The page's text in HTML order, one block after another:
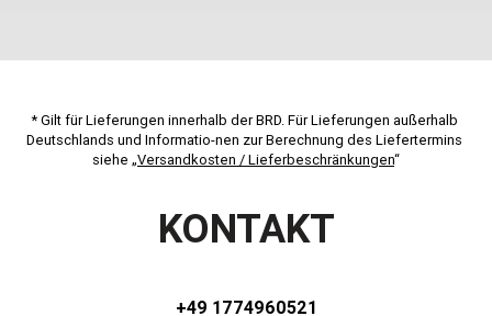
* Gilt für Lieferungen innerhalb der BRD. Für Lieferungen außerhalb
Deutschlands und Informatio-nen zur Berechnung des Liefertermins
siehe „Versandkosten / Lieferbeschränkungen“
KONTAKT
+49 1774960521